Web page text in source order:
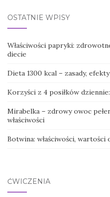
OSTATNIE WPISY
Właściwości papryki:
diecie
Dieta 1300 kcal – zasady,
Korzyści z 4 posiłków
Mirabelka – zdrowy owoc
właściwości
Botwina: właściwości,
ĆWICZENIA